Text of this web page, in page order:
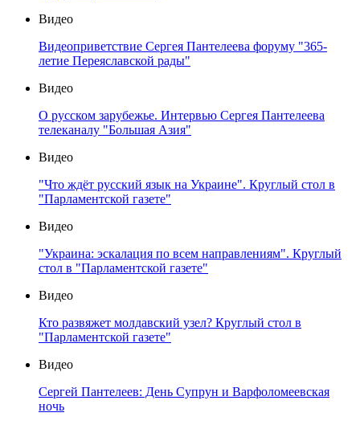
Видео
Видеоприветствие Сергея Пантелеева форуму "365-
летие Переяславской рады"
Видео
О русском зарубежье. Интервью Сергея Пантелеева
телеканалу "Большая Азия"
Видео
"Что ждёт русский язык на Украине". Круглый стол в
"Парламентской газете"
Видео
"Украина: эскалация по всем направлениям". Круглый
стол в "Парламентской газете"
Видео
Кто развяжет молдавский узел? Круглый стол в
"Парламентской газете"
Видео
Сергей Пантелеев: День Супрун и Варфоломеевская
ночь